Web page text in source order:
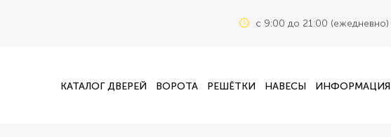
c 9:00 до 21:00 (ежедневно)
КАТАЛОГ ДВЕРЕЙ ВОРОТА РЕШЁТКИ НАВЕСЫ ИНФОРМАЦИЯ